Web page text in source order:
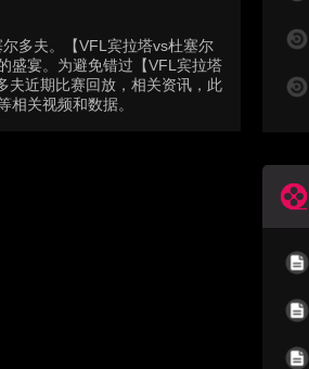
多夫。【VFL宾拉塔vs杜塞尔
盛宴。为避免错过【VFL宾拉塔
夫近期比赛回放，相关资讯，此
关视频和数据。